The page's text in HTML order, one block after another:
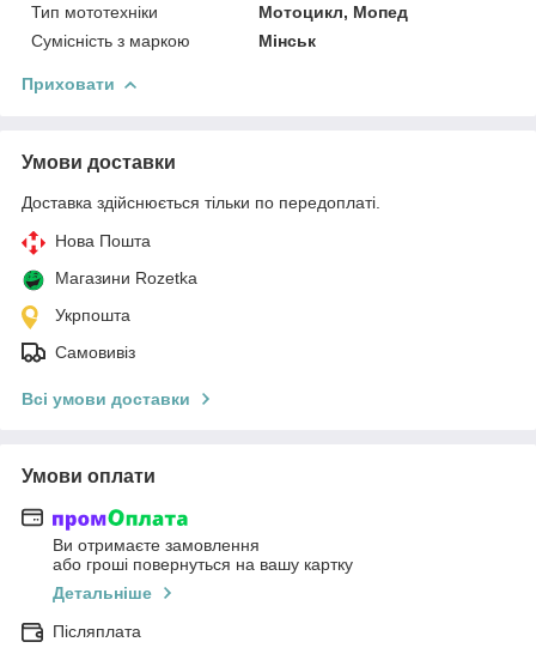
Тип мототехніки
Мотоцикл, Мопед
Сумісність з маркою
Мінськ
Приховати
Умови доставки
Доставка здійснюється тільки по передоплаті.
Нова Пошта
Магазини Rozetka
Укрпошта
Самовивіз
Всі умови доставки
Умови оплати
Ви отримаєте замовлення
або гроші повернуться на вашу картку
Детальніше
Післяплата